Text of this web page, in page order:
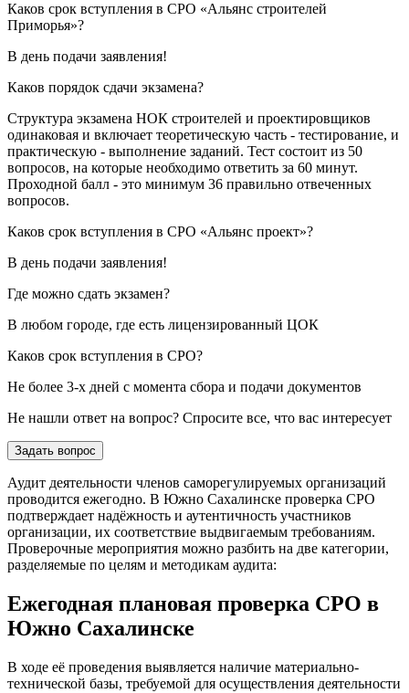
Каков срок вступления в СРО «Альянс строителей
Приморья»?
В день подачи заявления!
Каков порядок сдачи экзамена?
Структура экзамена НОК строителей и проектировщиков
одинаковая и включает теоретическую часть - тестирование, и
практическую - выполнение заданий. Тест состоит из 50
вопросов, на которые необходимо ответить за 60 минут.
Проходной балл - это минимум 36 правильно отвеченных
вопросов.
Каков срок вступления в СРО «Альянс проект»?
В день подачи заявления!
Где можно сдать экзамен?
В любом городе, где есть лицензированный ЦОК
Каков срок вступления в СРО?
Не более 3-х дней с момента сбора и подачи документов
Не нашли ответ на вопрос? Спросите все, что вас интересует
Задать вопрос
Аудит деятельности членов саморегулируемых организаций
проводится ежегодно. В Южно Сахалинске проверка СРО
подтверждает надёжность и аутентичность участников
организации, их соответствие выдвигаемым требованиям.
Проверочные мероприятия можно разбить на две категории,
разделяемые по целям и методикам аудита:
Ежегодная плановая проверка СРО в
Южно Сахалинске
В ходе её проведения выявляется наличие материально-
технической базы, требуемой для осуществления деятельности